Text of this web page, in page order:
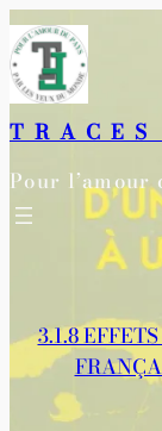
Aller
au
contenu
Pour l’amour
3.1.8